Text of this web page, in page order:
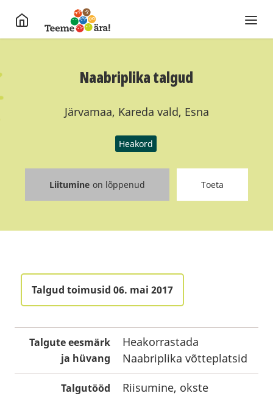
Naabriplika talgud
Järvamaa, Kareda vald, Esna
Heakord
Liitumine on lõppenud Toeta
Talgud toimusid 06. mai 2017
Talgute eesmärk
ja hüvang
Heakorrastada
Naabriplika võtteplatsid
Talgutööd
Riisumine, okste